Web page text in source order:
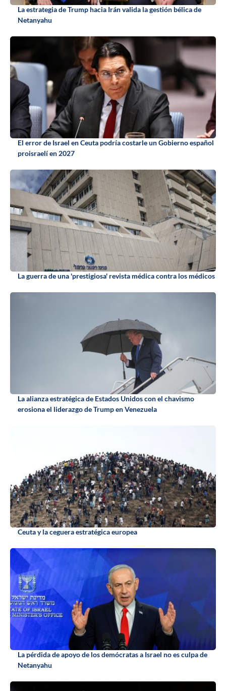
La estrategia de Trump hacia Irán valida la gestión bélica de
Netanyahu
El error de Israel en Ceuta podría costarle un Gobierno español
proisraelí en 2027
La guerra de una 'prestigiosa' revista médica contra los médicos
La alianza estratégica de Estados Unidos con el chavismo
erosiona el liderazgo de Trump en Venezuela
Ceuta y la ceguera estratégica europea
La pérdida de apoyo de los demócratas a Israel no es culpa de
Netanyahu